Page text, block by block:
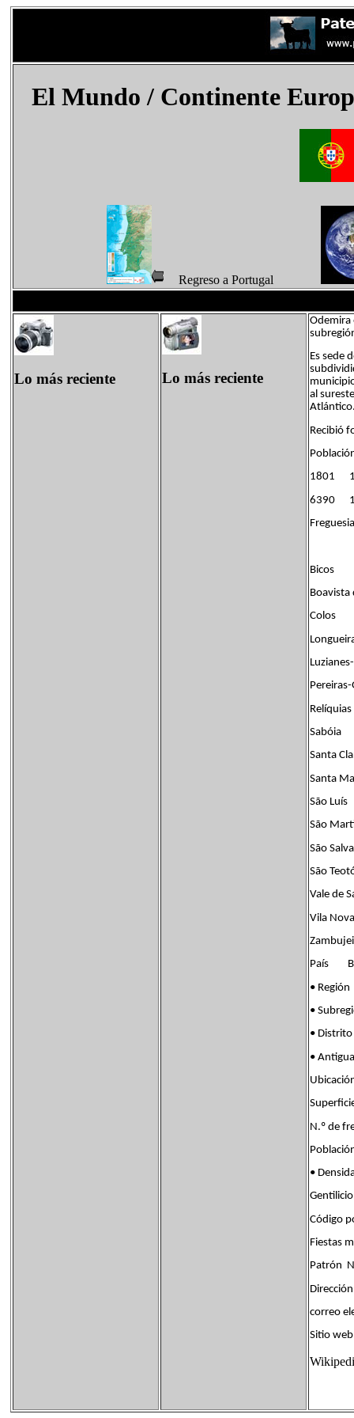
El Mundo/ Continente
Regreso a Portugal
Lo más reciente Lo más reciente
Odemira
Es sede
al
Recibió
1801
6390
Bicos
Boavista
Colos
Pereiras-
Relíquias
Sabóia
Santa
Santa
São Luís
São
São
São
Vale de
Vila
País
•
•
•
•
N.º de
•
Código
Fiestas
Patrón
correo
Sitio